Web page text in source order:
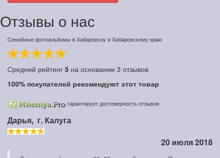
Отзывы о нас
Семейные фотоальбомы в Хабаровску и Хабаровскому краю
Средний рейтинг 5 на основании 3 отзывов
100% покупателей рекомендуют этот товар
гарантирует достоверность отзывов
Дарья, г. Калуга
20 июля 2018